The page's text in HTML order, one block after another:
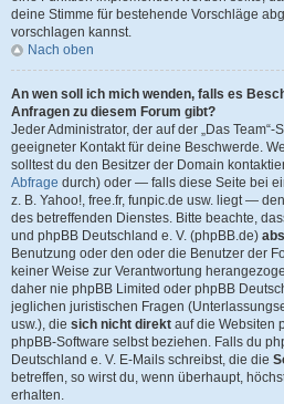
deine Stimme für bestehende Vorschläge
vorschlagen kannst.
Nach oben
An wen soll ich mich wenden, falls es
Anfragen zu diesem Forum gibt?
Jeder Administrator, der auf der „Das Team“-
geeigneter Kontakt für deine Beschwerde.
solltest du den Besitzer der Domain
Abfrage durch) oder — falls diese Seite bei
z. B. Yahoo!, free.fr, funpic.de usw. liegt —
des betreffenden Dienstes. Bitte beachte,
und phpBB Deutschland e. V. (phpBB.de)
Benutzung oder den oder die Benutzer der
keiner Weise zur Verantwortung
daher nie phpBB Limited oder phpBB
jeglichen juristischen Fragen
usw.), die sich nicht direkt auf die Websiten
phpBB-Software selbst beziehen. Falls du
Deutschland e. V. E-Mails schreibst, die die
betreffen, so wirst du, wenn überhaupt,
erhalten.